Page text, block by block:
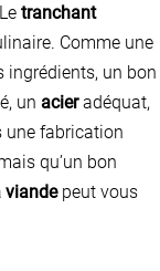
tranchant
Comme une
ingrédients, un bon
un acieradéquat,
une fabrication
qu’un bon
viandepeut vous